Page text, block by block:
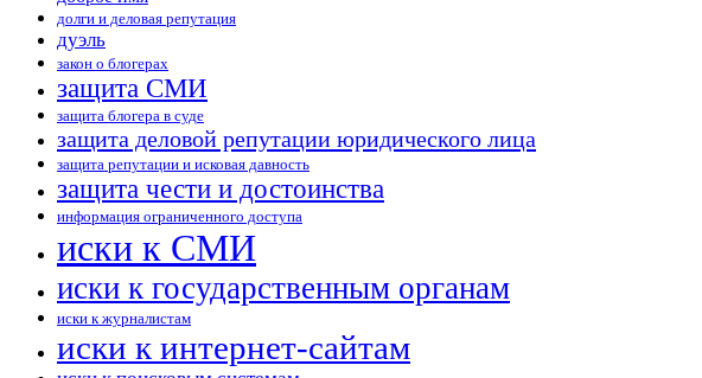
долги и деловая репутация
дуэль
закон о блогерах
защита СМИ
защита блогера в суде
защита деловой репутации юридического лица
защита репутации и исковая давность
защита чести и достоинства
информация ограниченного доступа
иски к СМИ
иски к государственным органам
иски к журналистам
иски к интернет-сайтам